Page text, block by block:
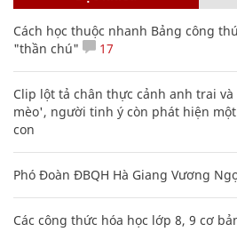
Cách học thuộc nhanh Bảng công
"thần chú"
17
Clip lột tả chân thực cảnh anh trai
mèo', người tinh ý còn phát hiện
con
Phó Đoàn ĐBQH Hà Giang Vương
Các công thức hóa học lớp 8, 9 cơ